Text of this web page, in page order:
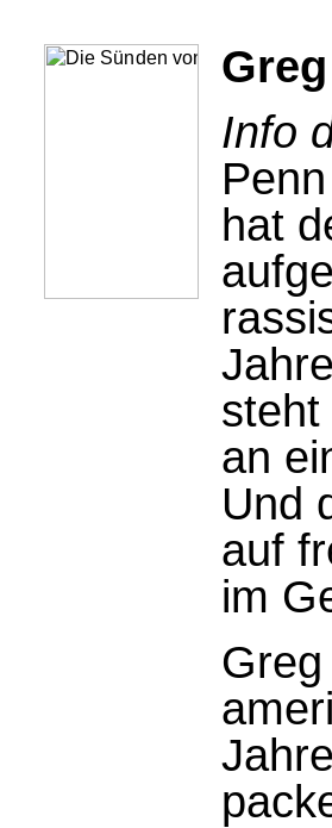
Info
hat
an
Und
auf
im